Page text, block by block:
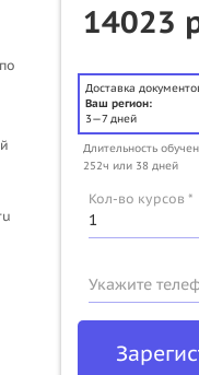
14023
Доставка
Ваш регион:
3—7 дней
Длительность
252ч или 38 дней
Кол-во курсов *
Укажите